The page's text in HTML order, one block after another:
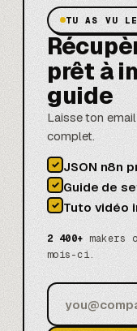
TU AS VU LE
prêt à
guide
Laisse ton
complet.
✓ JSON n8n
✓ Guide de
✓ Tuto vidéo
2 400+makers
mois-ci.